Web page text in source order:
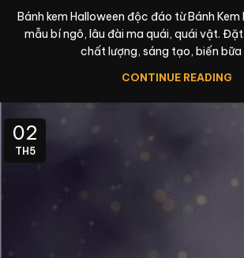
Bánh kem Halloween độc đáo từ Bánh Kem
mẫu bí ngô, lâu đài ma quái, quái vật.
chất lượng, sáng tạo, biến
CONTINUE READING
02
TH5